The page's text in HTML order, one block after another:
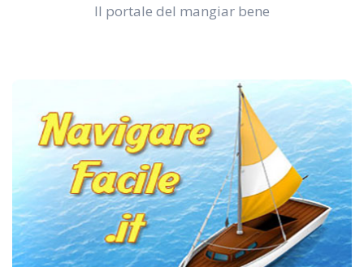
Il portale del mangiar bene